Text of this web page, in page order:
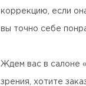
коррекцию, если
вы точно себе
Ждем вас в салоне
зрения, хотите